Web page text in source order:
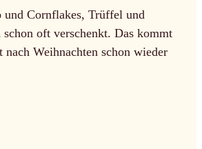
und Cornflakes, Trüffel und
oft verschenkt. Das kommt
Weihnachten schon wieder